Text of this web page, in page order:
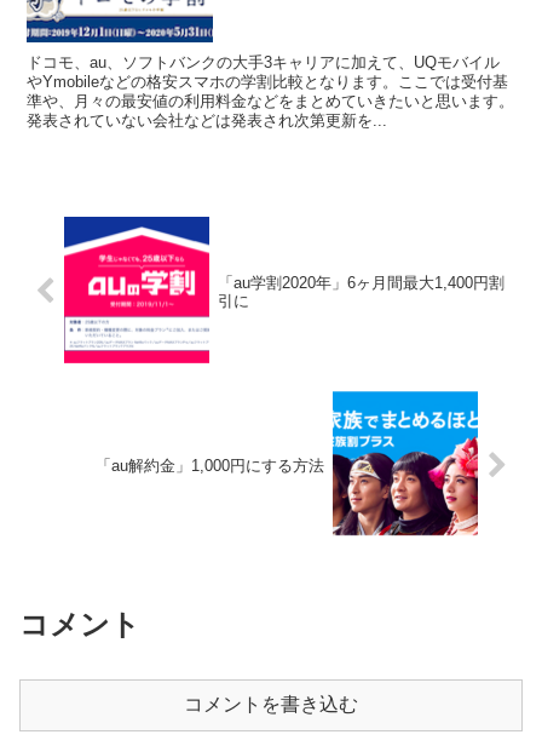
ドコモ、au、ソフトバンクの大手3キャリアに加えて、UQモバイル
やYmobileなどの格安スマホの学割比較となります。ここでは受付基
準や、月々の最安値の利用料金などをまとめていきたいと思います。
発表されていない会社などは発表され次第更新を...
「au学割2020年」6ヶ月間最大1,400円割
引に
「au解約金」1,000円にする方法
コメント
コメントを書き込む